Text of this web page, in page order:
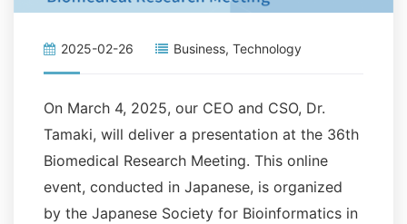
2025-02-26 Business, Technology
On March 4, 2025, our CEO and CSO, Dr.
Tamaki, will deliver a presentation at the 36th
Biomedical Research Meeting. This online
event, conducted in Japanese, is organized
by the Japanese Society for Bioinformatics in